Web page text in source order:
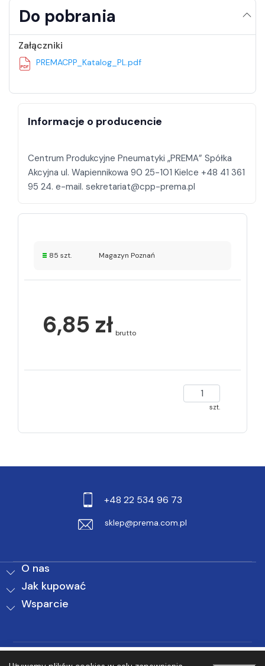
Do pobrania
Załączniki
PREMACPP_Katalog_PL.pdf
Informacje o producencie
Centrum Produkcyjne Pneumatyki „PREMA” Spółka
Akcyjna ul. Wapiennikowa 90 25-101 Kielce +48 41 361
85 szt. Magazyn Poznań
6,85 zł brutto
szt.
+48 22 534 96 73
sklep@prema.com.pl
O nas
Jak kupować
Wsparcie